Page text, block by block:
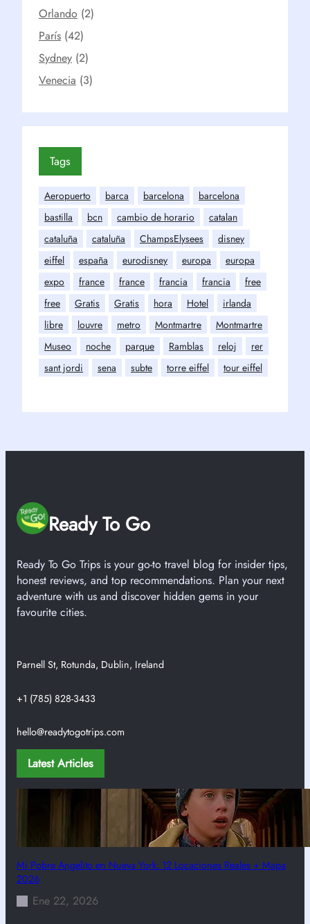
Orlando (2)
París (42)
Sydney (2)
Venecia (3)
Tags
Aeropuerto barca barcelona
barcelona
bastilla
bcn cambio de horario
catalan
cataluña
cataluña ChampsElysees
disney
eiffel
españa eurodisney europa
europa
expo
france france francia francia
free
free
Gratis Gratis hora Hotel
irlanda
libre
louvre metro Montmartre
Montmartre
Museo
noche parque Ramblas reloj
rer
sant jordi
sena subte torre eiffel tour eiffel
Ready To Go
Ready To Go Trips is your go-to travel blog for insider tips,
honest reviews, and top recommendations. Plan your next
adventure with us and discover hidden gems in your
favourite cities.
Parnell St, Rotunda, Dublin, Ireland
+1 (785) 828-3433
hello@readytogotrips.com
Latest Articles
Mi Pobre Angelito en Nueva York: 12 Locaciones Reales + Mapa
2026
Ene 22, 2026